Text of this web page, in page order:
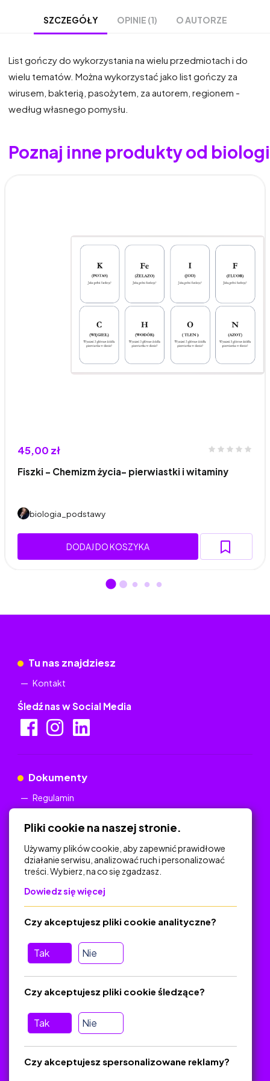
SZCZEGÓŁY OPINIE (1) O AUTORZE
List gończy do wykorzystania na wielu przedmiotach i do
wielu tematów. Można wykorzystać jako list gończy za
wirusem, bakterią, pasożytem, za autorem, regionem -
według własnego pomysłu.
Poznaj inne produkty od
45,00 zł
Fiszki - Chemizm życia- pierwiastki i witaminy
biologia_podstawy
DODAJ DO KOSZYKA
Tu nas znajdziesz
Kontakt
Śledź nas w Social Media
Dokumenty
Regulamin
Na skróty
Polityka Prywatności
O platformie
Baza materiałów dydaktycznych
Jak zostać autorem
Pliki cookie na naszej stronie.
Używamy plików cookie, aby zapewnić prawidłowe
działanie serwisu, analizować ruch i personalizować
treści. Wybierz, na co się zgadzasz.
Dowiedz się więcej
Tak Nie
Czy akceptujesz pliki cookie analityczne?
Tak Nie
Czy akceptujesz pliki cookie śledzące?
Czy akceptujesz spersonalizowane reklamy?